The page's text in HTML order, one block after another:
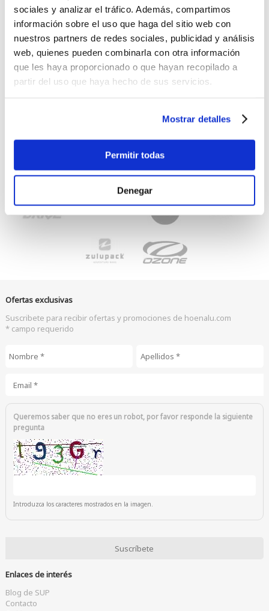
sociales y analizar el tráfico. Además, compartimos
información sobre el uso que haga del sitio web con
nuestros partners de redes sociales, publicidad y análisis
web, quienes pueden combinarla con otra información
que les haya proporcionado o que hayan recopilado a
partir del uso que haya hecho de sus servicios.
Mostrar detalles
Permitir todas
Denegar
Ofertas exclusivas
Suscribete para recibir ofertas y promociones de hoenalu.com
* campo requerido
Queremos saber que no eres un robot, por favor responde la siguiente
pregunta
Introduzca los caracteres mostrados en la imagen.
Enlaces de interés
Blog de SUP
Contacto